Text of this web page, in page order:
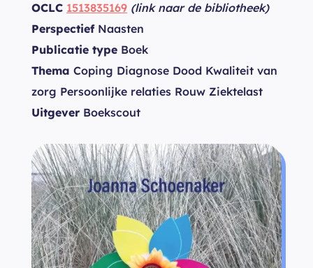
OCLC 1513835169 (link naar de bibliotheek)
PerspectiefNaasten
Publicatie type Boek
Thema Coping Diagnose Dood Kwaliteit van
zorg Persoonlijke relaties Rouw Ziektelast
Uitgever Boekscout